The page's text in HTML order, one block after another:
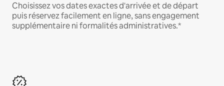
Choisissez vos dates exactes d'arrivée et de départ
puis réservez facilement en ligne, sans engagement
supplémentaire ni formalités administratives.*